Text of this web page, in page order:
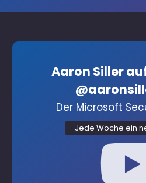
Aaron Siller
Der Microsoft
Jede Woche ein